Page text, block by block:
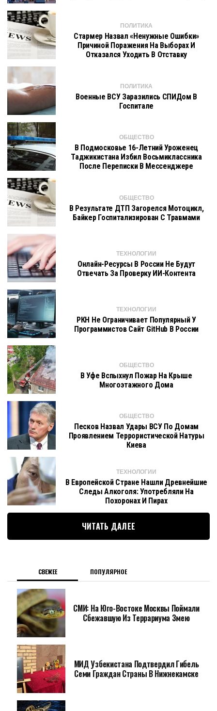
ПОЛИТИКА
Стармер Назвал «ненужные Ошибки»
Причиной Поражения На Выборах И
Отказался Уходить В Отставку
ПОЛИТИКА
Военные ВСУ Заразились СПИДом В
Госпитале
ОБЩЕСТВО
В Подмосковье 16-Летний Уроженец
Таджикистана Избил Восьмиклассника
После Переписки В Мессенджере
ОБЩЕСТВО
В Результате ДТП Загорелся Мотоцикл,
Байкер Госпитализирован С Травмами
ТЕХНОЛОГИИ
Онлайн-Ресурсы В России Не Будут
Отвечать За Проверку ИИ-Контента
ТЕХНОЛОГИИ
РКН Не Ограничивает Популярный У
Программистов Сайт GitHub В России
ОБЩЕСТВО
В Уфе Вспыхнул Пожар На Крыше
Многоэтажного Дома
ОБЩЕСТВО
Песков Назвал Удары ВСУ По Домам
Проявлением Террористической Натуры
Киева
ТЕХНОЛОГИИ
В Европейской Стране Нашли Древнейшие
Следы Алкоголя: Употребляли На
Похоронах И Пирах
ЧИТАТЬ ДАЛЕЕ
СВЕЖЕЕ ПОПУЛЯРНОЕ
СМИ: На Юго-Востоке Москвы Поймали
Сбежавшую Из Террариума Змею
МИД Узбекистана Подтвердил Гибель
Семи Граждан Страны В Нижнекамске